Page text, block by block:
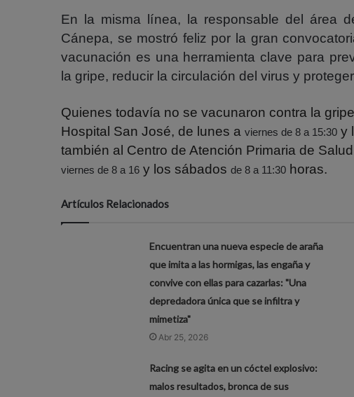
En la misma línea, la responsable del área
Cánepa, se mostró feliz por la gran
vacunación es una herramienta clave para
la gripe, reducir la circulación del virus y
Quienes todavía no se vacunaron contra la
Hospital San José, de lunes a viernes de 8 a 15:30 y
también al Centro de Atención Primaria de
viernes de 8 a 16 y los sábados de 8 a 11:30 horas.
Artículos Relacionados
Encuentran una nueva especie de araña
que imita a las hormigas, las engaña y
convive con ellas para cazarlas: "Una
depredadora única que se infiltra y
mimetiza"
Abr 25, 2026
Racing se agita en un cóctel explosivo:
malos resultados, bronca de sus